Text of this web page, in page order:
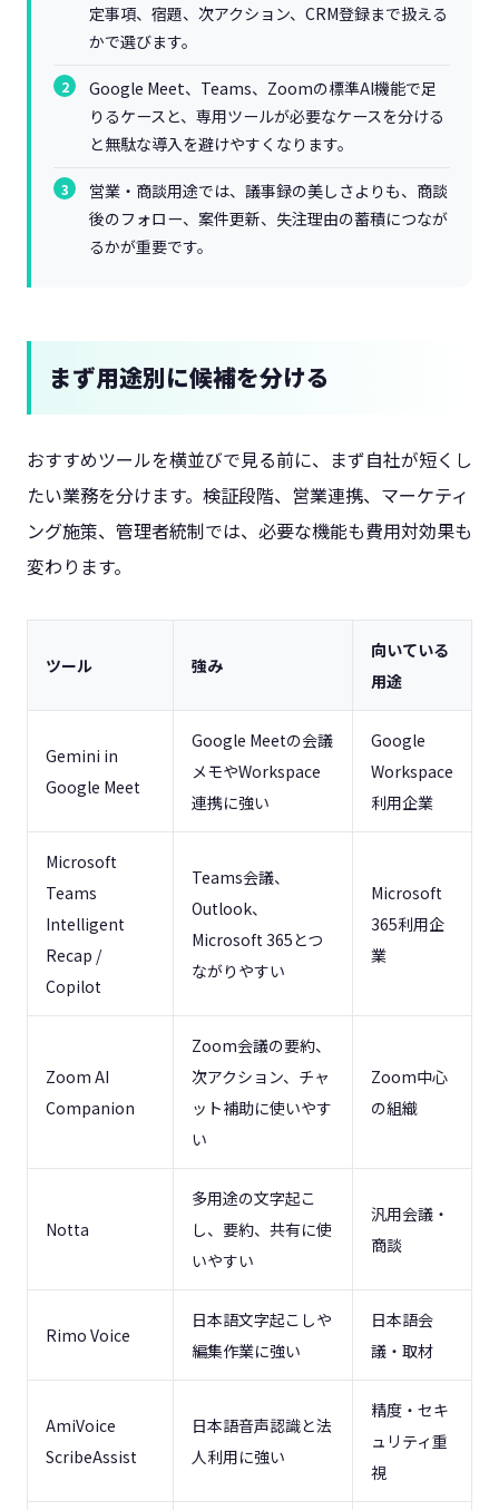
定事項、宿題、次アクション、CRM登録まで扱える
かで選びます。
Google Meet、Teams、Zoomの標準AI機能で足
りるケースと、専用ツールが必要なケースを分ける
と無駄な導入を避けやすくなります。
営業・商談用途では、議事録の美しさよりも、商談
後のフォロー、案件更新、失注理由の蓄積につなが
るかが重要です。
まず用途別に候補を分ける
おすすめツールを横並びで見る前に、まず自社が短くし
たい業務を分けます。検証段階、営業連携、マーケティ
ング施策、管理者統制では、必要な機能も費用対効果も
変わります。
ツール 強み
向いている
用途
Gemini in
Google Meet
Google Meetの会議
メモやWorkspace
連携に強い
Google
Workspace
利用企業
Microsoft
Teams
Intelligent
Recap /
Copilot
Teams会議、
Outlook、
Microsoft 365とつ
ながりやすい
Microsoft
365利用企
業
Zoom AI
Companion
Zoom会議の要約、
次アクション、チャ
ット補助に使いやす
い
Zoom中心
の組織
Notta
多用途の文字起こ
し、要約、共有に使
いやすい
汎用会議・
商談
Rimo Voice
日本語文字起こしや
編集作業に強い
日本語会
議・取材
AmiVoice
ScribeAssist
日本語音声認識と法
人利用に強い
精度・セキ
ュリティ重
視